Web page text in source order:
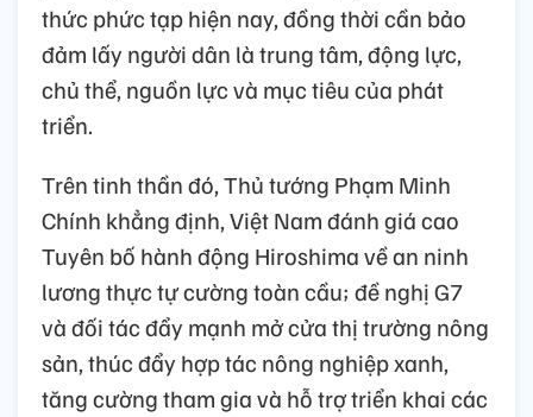
thức phức tạp hiện nay, đồng thời cần bảo
đảm lấy người dân là trung tâm, động lực,
chủ thể, nguồn lực và mục tiêu của phát
triển.
Trên tinh thần đó, Thủ tướng Phạm Minh
Chính khẳng định, Việt Nam đánh giá cao
Tuyên bố hành động Hiroshima về an ninh
lương thực tự cường toàn cầu; đề nghị G7
và đối tác đẩy mạnh mở cửa thị trường nông
sản, thúc đẩy hợp tác nông nghiệp xanh,
tăng cường tham gia và hỗ trợ triển khai các